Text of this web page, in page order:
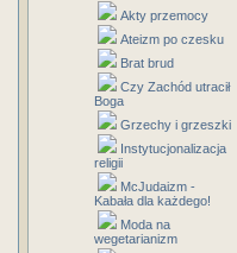
Akty przemocy
Ateizm po czesku
Brat brud
Czy Zachód utracił
Boga
Grzechy i grzeszki
Instytucjonalizacja
religii
McJudaizm -
Kabała dla każdego!
Moda na
wegetarianizm